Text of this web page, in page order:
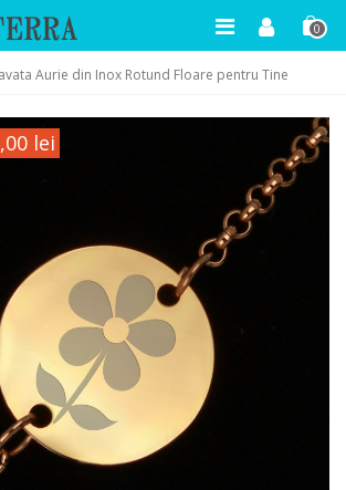
0
Aurie din Inox Rotund Floare pentru Tine
lei